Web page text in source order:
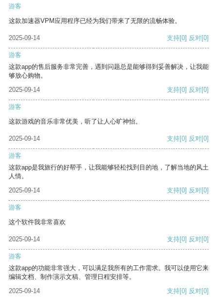
游客
这款加速器VPM应用程序已经为我们带来了无限的流畅体验。
2025-09-14 支持[0] 反对[0]
游客
这款app的售后服务非常完善，遇到问题总是能够得到妥善解决，让我能
够放心购物。
2025-09-14
支持[0] 反对[0]
游客
这款游戏的音乐非常优美，听了让人心旷神怡。
2025-09-14 支持[0] 反对[0]
游客
这款app是我旅行的好帮手，让我能够轻松找到目的地，了解当地的风土
人情。
2025-09-14
支持[0] 反对[0]
游客
这个软件我非常喜欢
2025-09-14 支持[0] 反对[0]
游客
这款app的功能非常强大，可以满足我所有的工作需求。我可以使用它来
编辑文档、制作演示文稿、管理日程安排等。
2025-09-14
支持[0] 反对[0]